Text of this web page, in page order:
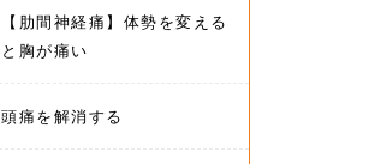
【肋間神経痛】体勢を変える
と胸が痛い
頭痛を解消する